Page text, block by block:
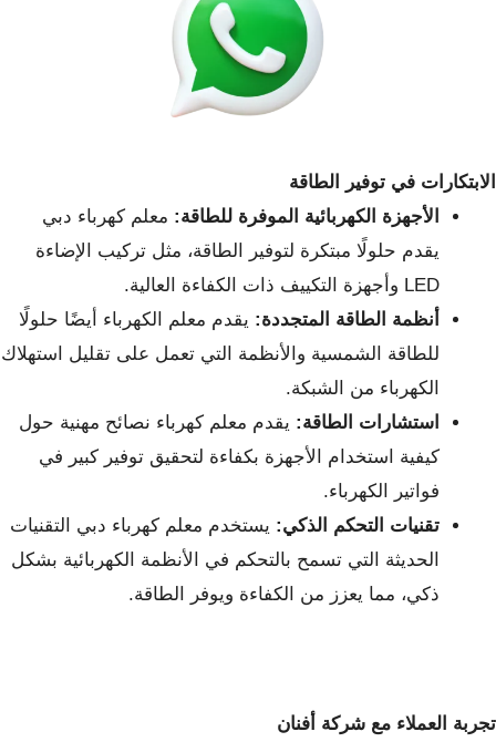
الابتكارات في توفير الطاقة
الأجهزة الكهربائية الموفرة للطاقة: معلم كهرباء دبي
يقدم حلولًا مبتكرة لتوفير الطاقة، مثل تركيب الإضاءة
LED وأجهزة التكييف ذات الكفاءة العالية.
أنظمة الطاقة المتجددة: يقدم معلم الكهرباء أيضًا حلولًا
للطاقة الشمسية والأنظمة التي تعمل على تقليل استهلاك
الكهرباء من الشبكة.
استشارات الطاقة: يقدم معلم كهرباء نصائح مهنية حول
كيفية استخدام الأجهزة بكفاءة لتحقيق توفير كبير في
فواتير الكهرباء.
تقنيات التحكم الذكي: يستخدم معلم كهرباء دبي التقنيات
الحديثة التي تسمح بالتحكم في الأنظمة الكهربائية بشكل
ذكي، مما يعزز من الكفاءة ويوفر الطاقة.
تجربة العملاء مع شركة أفنان